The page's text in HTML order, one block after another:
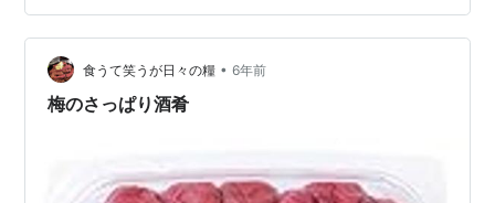
えてくれたり旬の短いアスパラソバージュを入れてくれ
たり相変わらずこの一皿でいろんな食材を楽しめます。
この日はオプションで宮崎産完熟カットパパイヤを追…
食うて笑うが日々の糧 • 6年前
梅のさっぱり酒肴